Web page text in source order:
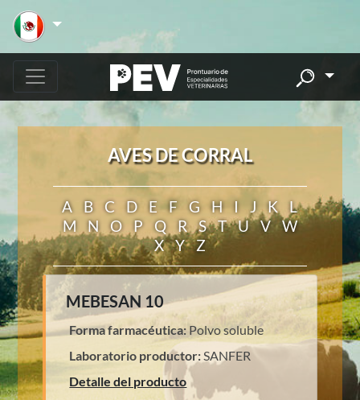
AVES DE CORRAL
A B C D E F G H I J K
L
M
N O P Q R S T U V
W
X
Y Z
MEBESAN 10
Forma farmacéutica:Polvo soluble
Laboratorio productor: SANFER
Detalle del producto